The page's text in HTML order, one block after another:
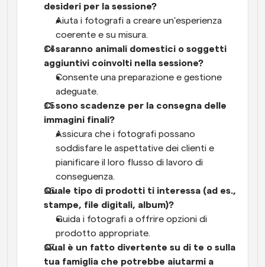
desideri per la sessione?
Aiuta i fotografi a creare un'esperienza
coerente e su misura.
Ci saranno animali domestici o soggetti
aggiuntivi coinvolti nella sessione?
Consente una preparazione e gestione
adeguate.
Ci sono scadenze per la consegna delle
immagini finali?
Assicura che i fotografi possano
soddisfare le aspettative dei clienti e
pianificare il loro flusso di lavoro di
conseguenza.
Quale tipo di prodotti ti interessa (ad es.,
stampe, file digitali, album)?
Guida i fotografi a offrire opzioni di
prodotto appropriate.
Qual è un fatto divertente su di te o sulla
tua famiglia che potrebbe aiutarmi a